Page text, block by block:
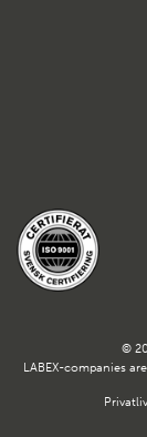
©
LABEX-companies